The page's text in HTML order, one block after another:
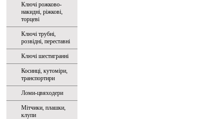
Ключі рожково-
накидні, ріжкові,
торцеві
Ключі трубні,
розвідні, переставні
Ключі шестигранні
Косинці, кутоміри,
транспортири
Ломи-цвяходери
Мітчики, плашки,
клупи